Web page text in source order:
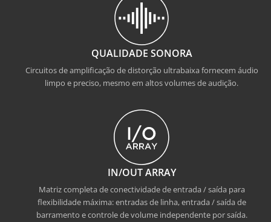
QUALIDADE SONORA
Circuitos de amplificação de distorção ultrabaixa fornecem áudio
limpo e preciso, mesmo em altos volumes de audição.
IN/OUT ARRAY
Matriz completa de conectividade de entrada / saída para
flexibilidade máxima: entradas de linha, entrada / saída de
barramento e controle de volume independente por saída.